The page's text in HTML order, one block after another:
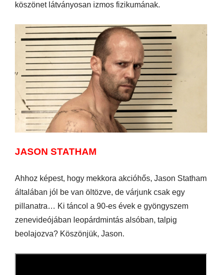
köszönet látványosan izmos fizikumának.
JASON STATHAM
Ahhoz képest, hogy mekkora akcióhős, Jason Statham
általában jól be van öltözve, de várjunk csak egy
pillanatra… Ki táncol a 90-es évek e gyöngyszem
zenevideójában leopárdmintás alsóban, talpig
beolajozva? Köszönjük, Jason.